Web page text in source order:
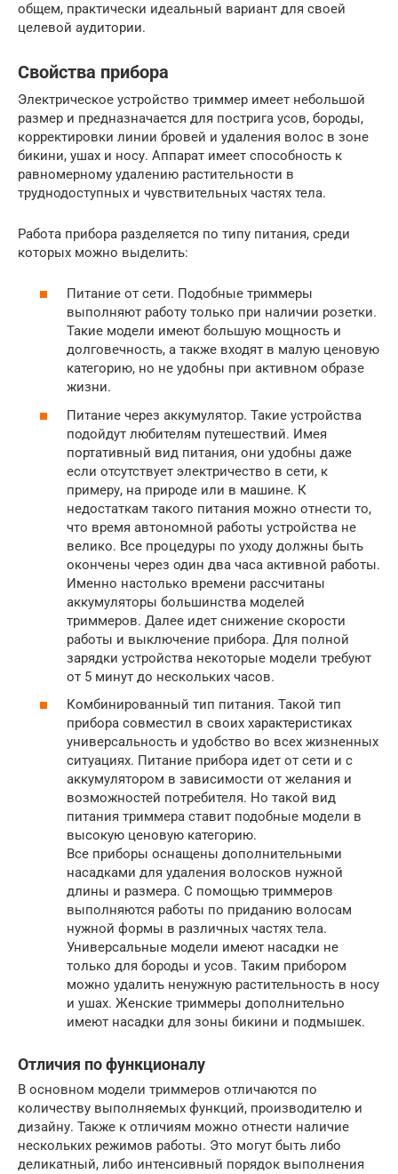
общем, практически идеальный вариант для своей
целевой аудитории.
Свойства прибора
Электрическое устройство триммер имеет небольшой
размер и предназначается для пострига усов, бороды,
корректировки линии бровей и удаления волос в зоне
бикини, ушах и носу. Аппарат имеет способность к
равномерному удалению растительности в
труднодоступных и чувствительных частях тела.
Работа прибора разделяется по типу питания, среди
которых можно выделить:
Питание от сети. Подобные триммеры
выполняют работу только при наличии розетки.
Такие модели имеют большую мощность и
долговечность, а также входят в малую ценовую
категорию, но не удобны при активном образе
жизни.
Питание через аккумулятор. Такие устройства
подойдут любителям путешествий. Имея
портативный вид питания, они удобны даже
если отсутствует электричество в сети, к
примеру, на природе или в машине. К
недостаткам такого питания можно отнести то,
что время автономной работы устройства не
велико. Все процедуры по уходу должны быть
окончены через один два часа активной работы.
Именно настолько времени рассчитаны
аккумуляторы большинства моделей
триммеров. Далее идет снижение скорости
работы и выключение прибора. Для полной
зарядки устройства некоторые модели требуют
от 5 минут до нескольких часов.
Комбинированный тип питания. Такой тип
прибора совместил в своих характеристиках
универсальность и удобство во всех жизненных
ситуациях. Питание прибора идет от сети и с
аккумулятором в зависимости от желания и
возможностей потребителя. Но такой вид
питания триммера ставит подобные модели в
высокую ценовую категорию.
Все приборы оснащены дополнительными
насадками для удаления волосков нужной
длины и размера. С помощью триммеров
выполняются работы по приданию волосам
нужной формы в различных частях тела.
Универсальные модели имеют насадки не
только для бороды и усов. Таким прибором
можно удалить ненужную растительность в носу
и ушах. Женские триммеры дополнительно
имеют насадки для зоны бикини и подмышек.
Отличия по функционалу
В основном модели триммеров отличаются по
количеству выполняемых функций, производителю и
дизайну. Также к отличиям можно отнести наличие
нескольких режимов работы. Это могут быть либо
деликатный, либо интенсивный порядок выполнения